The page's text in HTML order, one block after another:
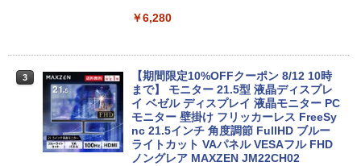
￥24,980
3
送料無料 あす楽対応 即日発送 中古良品
フルHD対応WUXGA 12.1インチ Panaso
nic Let's note CF-SZ6Z Windows11 七
世代Core i7-7600U 16GB 爆速512GB-S
SD カメラ 無線 Office付 Win11【ノート
パソコン 中古パソコン 中古PC】（Wind
ows10も対応可能 Win10）
古パソコン 1186aR 10249091
Win11搭載 デスクトップパソコン ミニP
C miniPC 初心者向け Office付き Windo
ws11 初心者向け 初期設定済 省スペース
高さ4.4cm 軽量 モニター取り付け可 イ
ンテルCeleron メモリ8GB 高速SSD 256
￥6,280
3
【期間限定10%OFFクーポン 8/12 10時
まで】 モニター 21.5型 液晶ディスプレ
イ ベゼル ディスプレイ 液晶モニター PC
モニター 壁掛け フリッカーレス FreeSy
nc 21.5インチ 角度調節 FullHD ブルー
ライトカット VAパネル VESAフル FHD
ノングレア MAXZEN JM22CH02